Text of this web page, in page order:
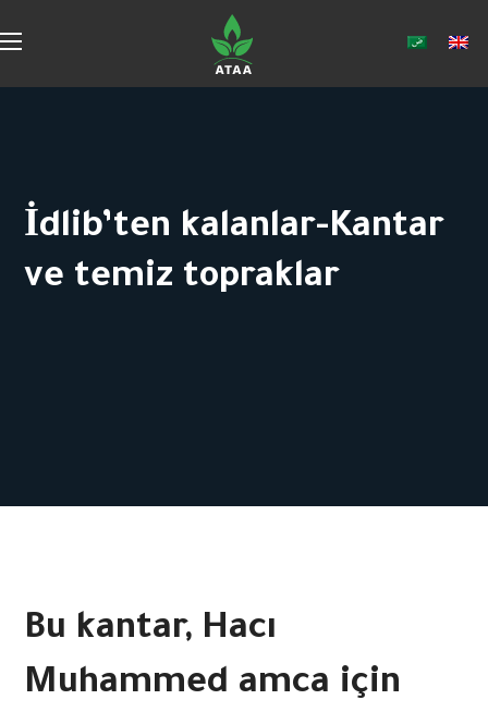
İdlib’ten kalanlar-Kantar
ve temiz topraklar
Bu kantar, Hacı
Muhammed amca için